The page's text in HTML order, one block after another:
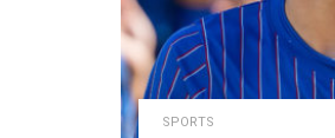
SPORTS